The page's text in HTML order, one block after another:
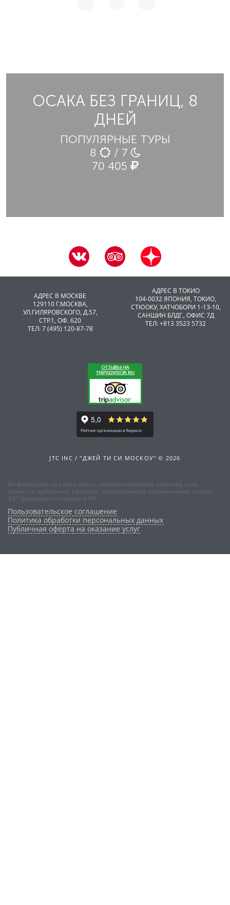
ОСАКА БЕЗ ГРАНИЦ, 8
ДНЕЙ
ПОПУЛЯРНЫЕ ТУРЫ
8
/ 7
70 405
АДРЕС В МОСКВЕ
129110 Г.МОСКВА,
УЛ.ГИЛЯРОВСКОГО, Д.57,
СТР.1, ОФ. 620
ТЕЛ: 7 (495) 120-87-78
АДРЕС В ТОКИО
104-0032 ЯПОНИЯ, ТОКИО,
CТЮОКУ, ХАТЧОБОРИ 1-13-10,
САНШИН БЛДГ., ОФИС 7Д
ТЕЛ: +813 3523 5732
JTC INC / "ДЖЕЙ ТИ СИ МОСКОУ" © 2026
Информация на сайте носит ознакомительный характер и не
является публичной офертой, определяемой положениями статьи
437 Гражданского кодекса РФ
Пользовательское соглашение
Политика обработки персональных данных
Публичная оферта на оказание услуг